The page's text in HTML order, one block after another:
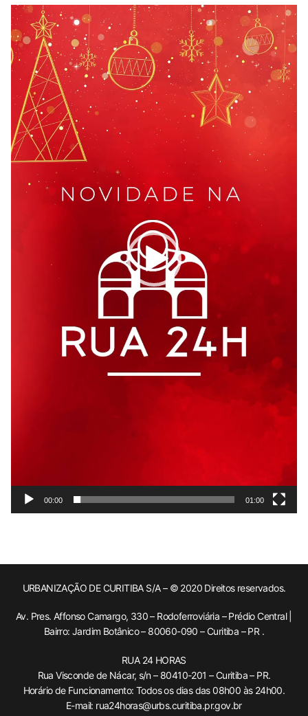
Video
Player
00:00 01:00
URBANIZAÇÃO DE CURITIBA S/A – © 2020 Direitos reservados.
Av. Pres. Affonso Camargo, 330 – Rodoferroviária – Prédio Central |
Bairro: Jardim Botânico – 80060-090 – Curitiba – PR .
RUA 24 HORAS
Rua Visconde de Nácar, s/n – 80410-201 – Curitiba – PR.
Horário de Funcionamento: Todos os dias das 08h00 às 24h00.
E-mail: rua24horas@urbs.curitiba.pr.gov.br